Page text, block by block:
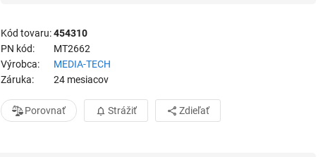
Kód tovaru 454310
PN kód
MT2662
Výrobca
MEDIA-TECH
Záruka
24 mesiacov
Porovnať Strážiť Zdieľať